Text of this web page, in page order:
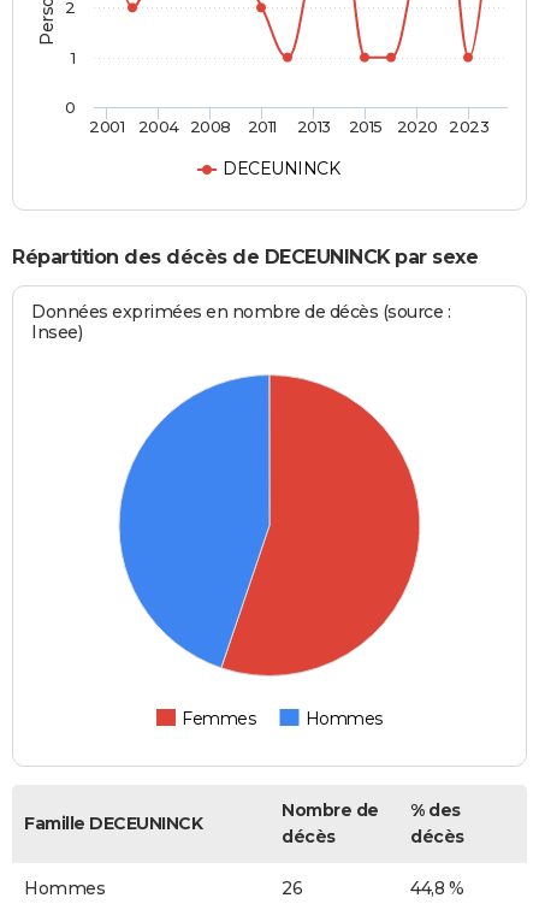
DECEUNINCK
2001 2004 2008 2011 2013 2015 2020 2023
0
1
2
Répartition des décès de DECEUNINCK par sexe
Données exprimées en nombre de décès (source :
Insee)
Femmes Hommes
Famille DECEUNINCK
Nombre de
décès
% des
décès
Hommes 26 44,8 %